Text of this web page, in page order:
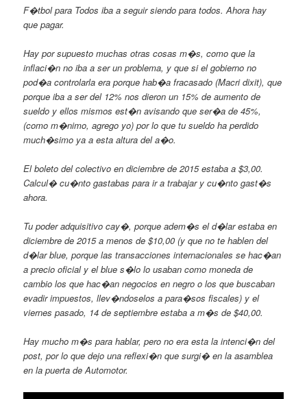
F�tbol para Todos iba a seguir siendopara todos. Ahora hay
que pagar.
Hay por supuesto muchas otras cosas m�s, como que la
inflaci�n no iba a ser un problema, y que si el gobierno no
pod�a controlarla era porque hab�a fracasado (Macri dixit), que
porque iba a ser del 12% nos dieron un 15% de aumento de
sueldo y ellos mismos est�n avisando que ser�a de 45%,
(como m�nimo, agrego yo) por lo que tu sueldo ha perdido
much�simo ya a esta altura del a�o.
El boleto del colectivo en diciembre de 2015 estaba a $3,00.
Calcul� cu�nto gastabas para ir a trabajar y cu�nto gast�s
ahora.
Tu poder adquisitivo cay�, porque adem�s el d�lar estaba en
diciembre de 2015 a menos de $10,00 (y que no te hablen del
d�lar blue, porque las transacciones internacionales se hac�an
a precio oficial y el blue s�lo lo usaban como moneda de
cambio los que hac�an negocios en negro o los que buscaban
evadir impuestos, llev�ndoselos a para�sos fiscales) y el
viernes pasado, 14 de septiembre estaba a m�s de $40,00.
Hay mucho m�s para hablar, pero no era esta la intenci�n del
post, por lo que dejo una reflexi�n que surgi� en la asamblea
en la puerta de Automotor.